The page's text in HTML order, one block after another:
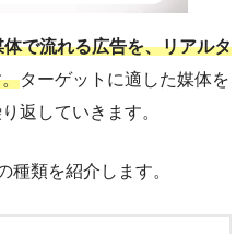
で流れる広告を、リアルタ
ターゲットに適した媒体を
返していきます。
種類を紹介します。